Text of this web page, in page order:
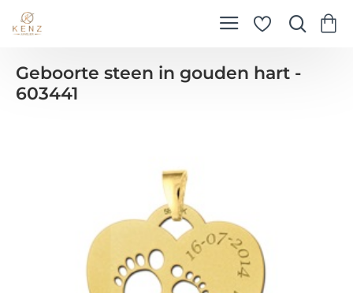
Geboorte steen in gouden hart -
603441